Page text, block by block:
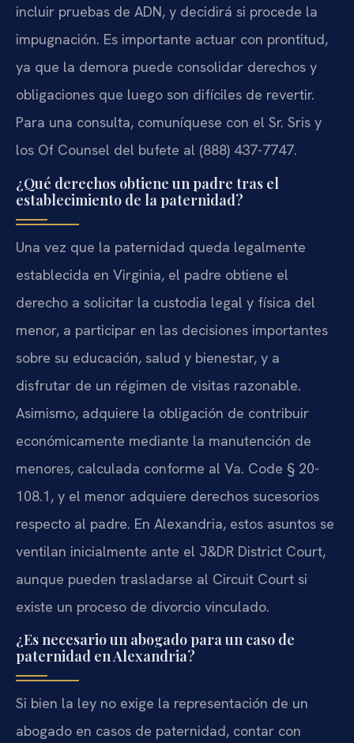
incluir pruebas de ADN, y decidirá si procede la
impugnación. Es importante actuar con prontitud,
ya que la demora puede consolidar derechos y
obligaciones que luego son difíciles de revertir.
Para una consulta, comuníquese con el Sr. Sris y
los Of Counsel del bufete al (888) 437-7747.
¿Qué derechos obtiene un padre tras el
establecimiento de la paternidad?
Una vez que la paternidad queda legalmente
establecida en Virginia, el padre obtiene el
derecho a solicitar la custodia legal y física del
menor, a participar en las decisiones importantes
sobre su educación, salud y bienestar, y a
disfrutar de un régimen de visitas razonable.
Asimismo, adquiere la obligación de contribuir
económicamente mediante la manutención de
menores, calculada conforme al Va. Code § 20-
108.1, y el menor adquiere derechos sucesorios
respecto al padre. En Alexandria, estos asuntos se
ventilan inicialmente ante el J&DR District Court,
aunque pueden trasladarse al Circuit Court si
existe un proceso de divorcio vinculado.
¿Es necesario un abogado para un caso de
paternidad en Alexandria?
Si bien la ley no exige la representación de un
abogado en casos de paternidad, contar con